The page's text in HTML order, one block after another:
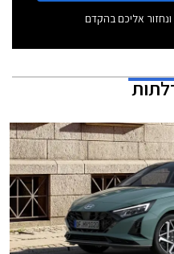
ונחזור אליכם בהקדם